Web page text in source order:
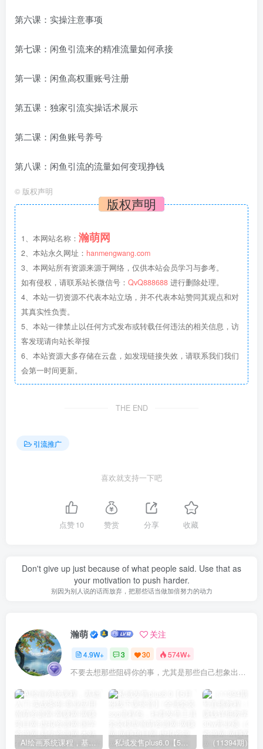
第六课：实操注意事项
第七课：闲鱼引流来的精准流量如何承接
第一课：闲鱼高权重账号注册
第五课：独家引流实操话术展示
第二课：闲鱼账号养号
第八课：闲鱼引流的流量如何变现挣钱
© 版权声明
版权声明
1、本网站名称： 瀚萌网
2、本站永久网址： hanmengwang.com
3、本网站所有资源来源于网络，仅供本站会员学习与参考。
如有侵权，请联系站长微信号： QvQ888688 进行删除处理。
4、本站一切资源不代表本站立场，并不代表本站赞同其观点和对
其真实性负责。
5、本站一律禁止以任何方式发布或转载任何违法的相关信息，访
客发现请向站长举报
6、本站资源大多存储在云盘，如发现链接失效，请联系我们我们
会第一时间更新。
THE END
引流推广
喜欢就支持一下吧
点赞10 赞赏 分享 收藏
Don't give up just because of what people said. Use that as
your motivation to push harder.
别因为别人说的话而放弃，把那些话当做加倍努力的动力
瀚萌 关注
4.9W+ 3 30 574W+
不要去想那些阻碍你的事，尤其是那些自己想象出来的事
AI绘画系统课程，基础入门-实战案例-商业应用 私域发售plus6.0【5月份线下课录音】/全域套装sop流程包，社群发售工具套装模型